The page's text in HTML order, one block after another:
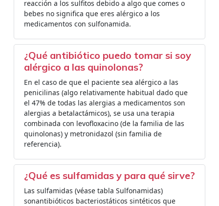
reacción a los sulfitos debido a algo que comes o
bebes no significa que eres alérgico a los
medicamentos con sulfonamida.
¿Qué antibiótico puedo tomar si soy
alérgico a las quinolonas?
En el caso de que el paciente sea alérgico a las
penicilinas (algo relativamente habitual dado que
el 47% de todas las alergias a medicamentos son
alergias a betalactámicos), se usa una terapia
combinada con levofloxacino (de la familia de las
quinolonas) y metronidazol (sin familia de
referencia).
¿Qué es sulfamidas y para qué sirve?
Las sulfamidas (véase tabla Sulfonamidas)
sonantibióticos bacteriostáticos sintéticos que